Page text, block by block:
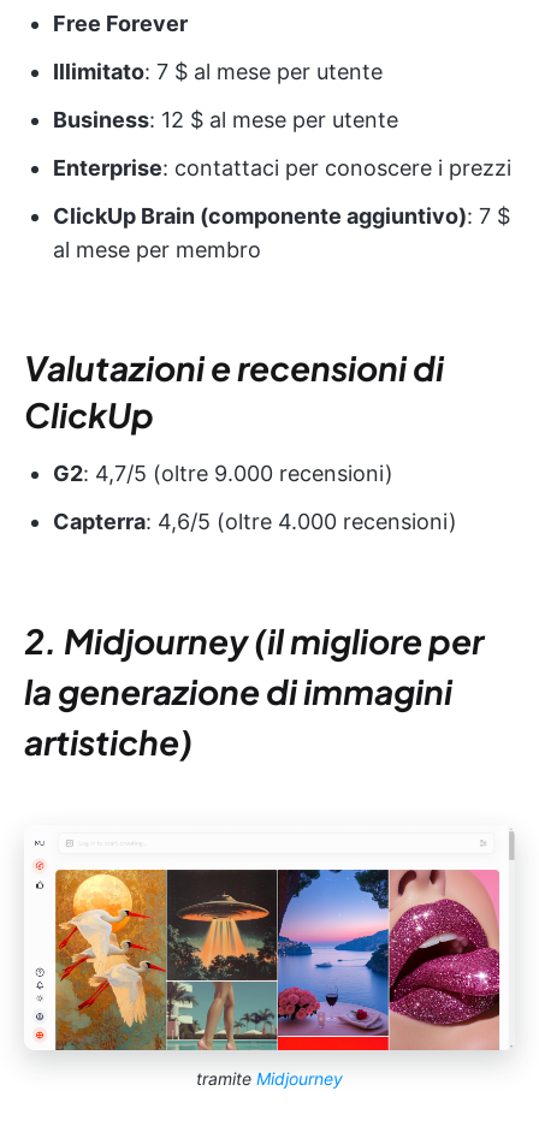
Free Forever
Illimitato: 7 $ al mese per utente
Business: 12 $ al mese per utente
Enterprise: contattaci per conoscere i prezzi
ClickUp Brain (componente aggiuntivo): 7 $
al mese per membro
Valutazioni e recensioni di
ClickUp
G2: 4,7/5 (oltre 9.000 recensioni)
Capterra: 4,6/5 (oltre 4.000 recensioni)
2. Midjourney (il migliore per
la generazione di immagini
artistiche)
tramite Midjourney